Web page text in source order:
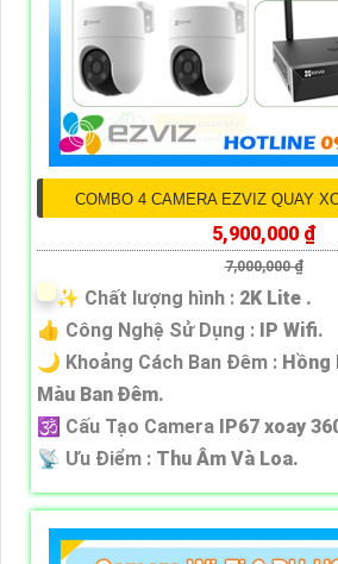
COMBO 4 CAMERA EZVIZ QUAY
5,900,000 ₫
7,000,000 ₫
✨ Chất lượng hình : 2K Lite .
👍 Công Nghệ Sử Dụng : IP Wifi.
🌙 Khoảng Cách Ban Đêm : Hồng
Màu Ban Ðêm.
🕉️ Cấu Tạo Camera IP67 xoay
️📡 Ưu Điểm : Thu Âm Và Loa.